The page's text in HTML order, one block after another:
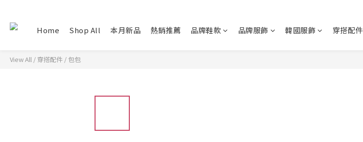
Home Shop All 本月新品 熱銷推薦 品牌鞋款 品牌服飾 韓國服飾 穿搭配件
View All / 穿搭配件 / 包包